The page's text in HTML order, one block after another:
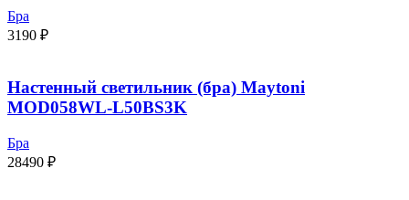
Бра
3190 ₽
Настенный светильник (бра) Maytoni
MOD058WL-L50BS3K
Бра
28490 ₽